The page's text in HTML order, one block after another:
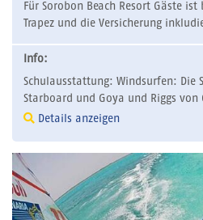
Für Sorobon Beach Resort Gäste
Trapez und die Versicherung
Info:
Schulausstattung: Windsurfen: Die
Starboard und Goya und Riggs
Details anzeigen